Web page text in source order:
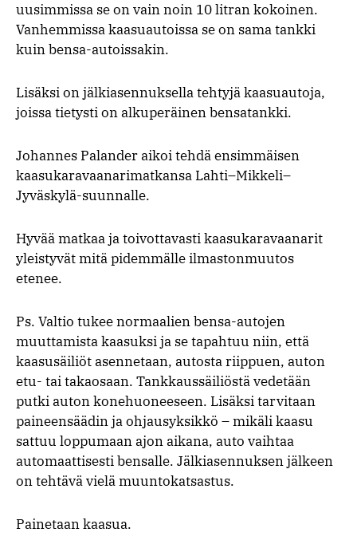
uusimmissa se on vain noin 10 litran kokoinen.
Vanhemmissa kaasuautoissa se on sama tankki
kuin bensa-autoissakin.
Lisäksi on jälkiasennuksella tehtyjä kaasuautoja,
joissa tietysti on alkuperäinen bensatankki.
Johannes Palander aikoi tehdä ensimmäisen
kaasukaravaanarimatkansa Lahti–Mikkeli–
Jyväskylä-suunnalle.
Hyvää matkaa ja toivottavasti kaasukaravaanarit
yleistyvät mitä pidemmälle ilmastonmuutos
etenee.
Ps. Valtio tukee normaalien bensa-autojen
muuttamista kaasuksi ja se tapahtuu niin, että
kaasusäiliöt asennetaan, autosta riippuen, auton
etu- tai takaosaan. Tankkaussäiliöstä vedetään
putki auton konehuoneeseen. Lisäksi tarvitaan
paineensäädin ja ohjausyksikkö – mikäli kaasu
sattuu loppumaan ajon aikana, auto vaihtaa
automaattisesti bensalle. Jälkiasennuksen jälkeen
on tehtävä vielä muuntokatsastus.
Painetaan kaasua.